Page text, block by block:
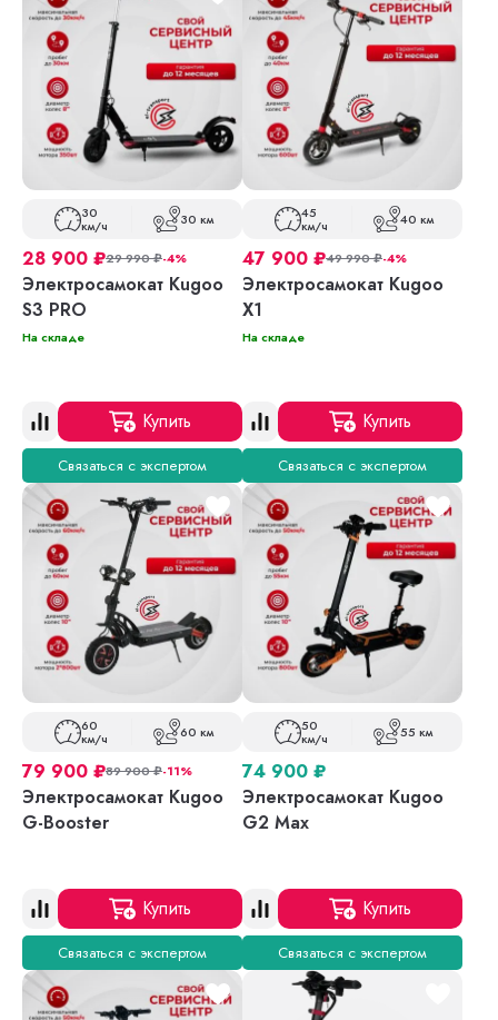
30
км/ч 30 км
28 900 ₽29 990₽-4%
Электросамокат Kugoo
S3 PRO
На складе
Купить
Связаться с экспертом
45
км/ч 40 км
47 900 ₽49 990₽-4%
Электросамокат Kugoo
X1
На складе
Купить
Связаться с экспертом
60
км/ч 60 км
79 900 ₽89 900₽-11%
Электросамокат Kugoo
G-Booster
Купить
Связаться с экспертом
50
км/ч 55 км
74 900 ₽
Электросамокат Kugoo
G2 Max
Купить
Связаться с экспертом